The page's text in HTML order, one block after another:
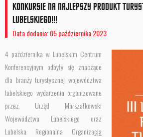
KONKURSIE NA NAJLEPSZY PRODUKT
LUBELSKIEGO!!!
Data dodania: 05 października 2023
4 października w Lubelskim Centrum
Konferencyjnym odbyły się znaczące
dla branży turystycznej województwa
lubelskiego wydarzenia organizowane
przez Urząd Marszałkowski
Województwa Lubelskiego oraz
Lubelska Regionalna Organizacja